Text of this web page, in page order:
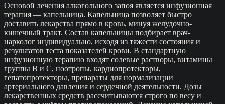
Основой лечения алкогольного запоя является инфузионная
терапия — капельница. Капельница позволяет быстро
доставить лекарства прямо в кровь, минуя желудочно-
кишечный тракт. Состав капельницы подбирает врач-
нарколог индивидуально, исходя из тяжести состояния и
результатов теста показателей крови. В стандартную
инфузионную терапию входят солевые растворы, витамины
группы B и C, ноотропы, кардиопротекторы,
гепатопротекторы, препараты для нормализации
артериального давления и сердечной деятельности. Дозы
лекарственных средств рассчитываются строго по весу и